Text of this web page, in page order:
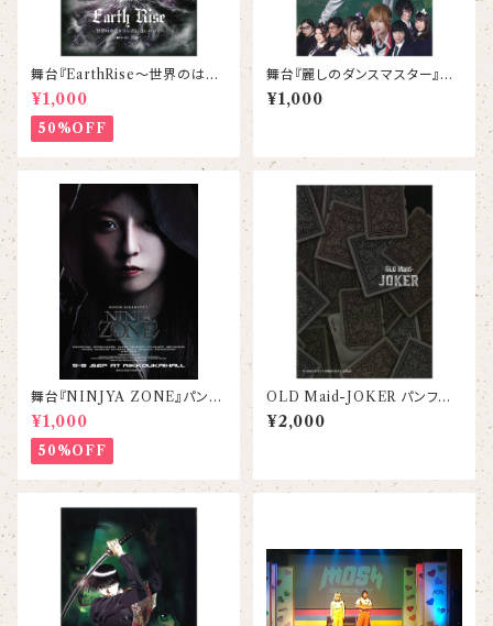
舞台『EarthRise〜世界のはじ
まりに君に逢いにいく〜』パンフ
レット
¥1,000
50%OFF
舞台『麗しのダンスマスター』パ
ンフレット
¥1,000
舞台『NINJYA ZONE』パンフ
レット
¥1,000
50%OFF
OLD Maid-JOKER パンフレッ
ト
¥2,000